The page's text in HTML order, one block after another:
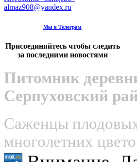
almaz908@yandex.ru
Мы в Телеграм
Присоединяйтесь чтобы следить
за последними новостями
Питомник
Серпуховский
Саженцы плодовых
многолетних